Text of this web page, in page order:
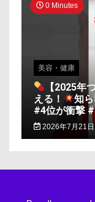
0 Minutes
美容・健康
【2025年
える！
知
#4位が衝撃
2026年7月21日